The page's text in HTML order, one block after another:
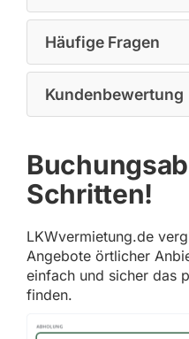
Häufige Fragen
Kundenbewertung
Schritten!
LKWvermietung.de
Angebote örtlicher
einfach und sicher das
finden.